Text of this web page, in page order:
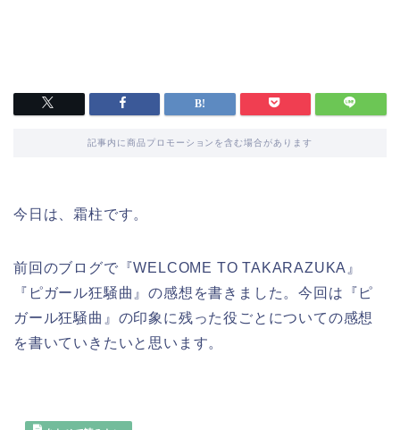
記事内に商品プロモーションを含む場合があります
今日は、霜柱です。
前回のブログで『WELCOME TO TAKARAZUKA』
『ピガール狂騒曲』の感想を書きました。今回は『ピ
ガール狂騒曲』の印象に残った役ごとについての感想
を書いていきたいと思います。